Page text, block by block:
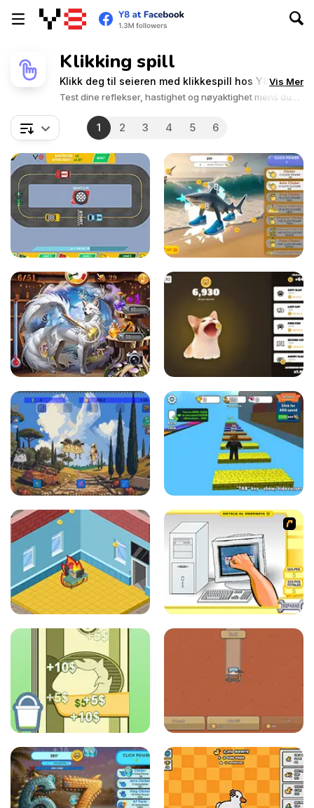
Klikking spill
Klikk deg til seieren med klikkespill hos Y8!
Test dine reflekser, hastighet og nøyaktighet mens du
løs museklikkeferdighetene dine og erobre spillet!
Vis Mer
1 2 3 4 5 6